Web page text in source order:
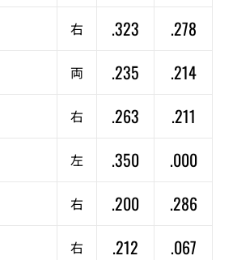
右 .323 .278
両 .235 .214
右 .263 .211
左 .350 .000
右 .200 .286
右 .212 .067